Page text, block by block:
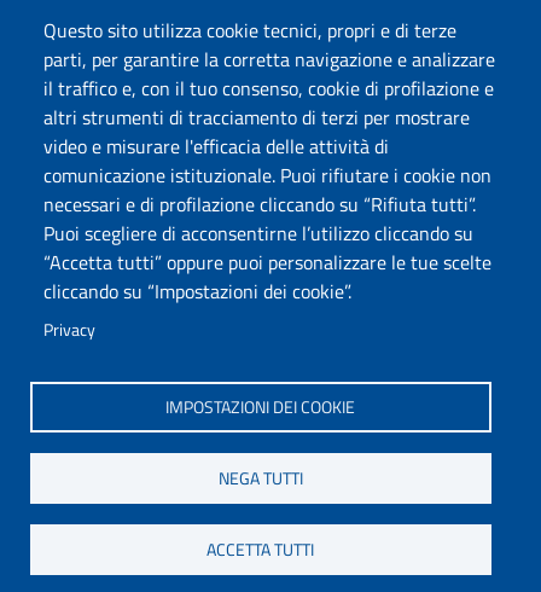
Questo sito utilizza cookie tecnici, propri e di terze
parti, per garantire la corretta navigazione e analizzare
il traffico e, con il tuo consenso, cookie di profilazione e
altri strumenti di tracciamento di terzi per mostrare
video e misurare l'efficacia delle attività di
comunicazione istituzionale. Puoi rifiutare i cookie non
necessari e di profilazione cliccando su “Rifiuta tutti”.
Puoi scegliere di acconsentirne l’utilizzo cliccando su
“Accetta tutti” oppure puoi personalizzare le tue scelte
cliccando su “Impostazioni dei cookie”.
Privacy
IMPOSTAZIONI DEI COOKIE
NEGA TUTTI
ACCETTA TUTTI
Università degli Studi di Sassari
Struttura di Raccordo
Facoltà di Medicina e Chirurgia
Viale San Pietro 43/B, 07100 Sassari
Fax 079 228213
www.uniss.it
Dichiarazione di accessibilità
Posta elettronica @uniss.it
Protocollo
Seguici su